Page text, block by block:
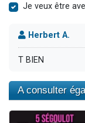
Je veux être
Herbert A.
T BIEN
A consulter